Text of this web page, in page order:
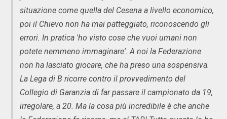
situazione come quella del Cesena a livello economico,
poi il Chievo non ha mai patteggiato, riconoscendo gli
errori. In pratica 'ho visto cose che vuoi umani non
potete nemmeno immaginare'. A noi la Federazione
non ha lasciato giocare, che ha preso una sospensiva.
La Lega di B ricorre contro il provvedimento del
Collegio di Garanzia di far passare il campionato da 19,
irregolare, a 20. Ma la cosa più incredibile è che anche